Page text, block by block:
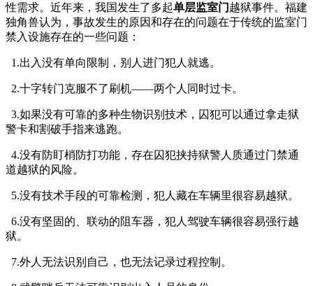
性需求。近年来，我国发生了多起单层监室门 越狱事件。福建
独角兽认为，事故发生的原因和存在的问题在于传统的监室门
禁入设施存在的一些问题：
1.出入没有单向限制，别人进门犯人就逃。
2.十字转门克服不了刷机——两个人同时过卡。
3.如果没有可靠的多种生物识别技术，囚犯可以通过拿走狱
警卡和割破手指来逃跑。
4.没有防盯梢防打功能，存在囚犯挟持狱警人质通过门禁通
道越狱的风险。
5.没有技术手段的可靠检测，犯人藏在车辆里很容易越狱。
6.没有坚固的、联动的阻车器，犯人驾驶车辆很容易强行越
狱。
7.外人无法识别自己，也无法记录过程控制。